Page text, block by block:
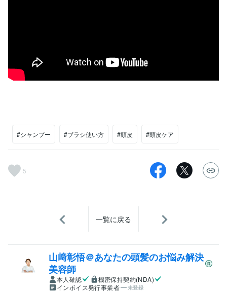
#シャンプー #ブラシ使い方 #頭皮 #頭皮ケア
5
一覧に戻る
山﨑彰悟＠あなたの頭髪のお悩み解決
美容師
本人確認
機密保持契約(NDA)
インボイス発行事業者
未登録